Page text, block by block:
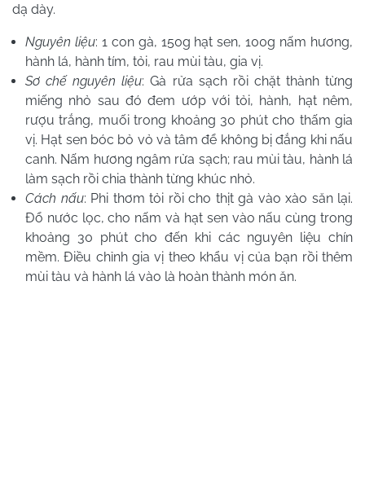
dạ dày.
Nguyên liệu: 1 con gà, 150g hạt sen, 100g nấm hương,
hành lá, hành tím, tỏi, rau mùi tàu, gia vị.
Sơ chế nguyên liệu: Gà rửa sạch rồi chặt thành từng
miếng nhỏ sau đó đem ướp với tỏi, hành, hạt nêm,
rượu trắng, muối trong khoảng 30 phút cho thấm gia
vị. Hạt sen bóc bỏ vỏ và tâm để không bị đắng khi nấu
canh. Nấm hương ngâm rửa sạch; rau mùi tàu, hành lá
làm sạch rồi chia thành từng khúc nhỏ.
Cách nấu: Phi thơm tỏi rồi cho thịt gà vào xào săn lại.
Đổ nước lọc, cho nấm và hạt sen vào nấu cùng trong
khoảng 30 phút cho đến khi các nguyên liệu chín
mềm. Điều chỉnh gia vị theo khẩu vị của bạn rồi thêm
mùi tàu và hành lá vào là hoàn thành món ăn.